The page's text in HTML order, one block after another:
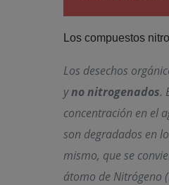
Los compuestos
Los desechos
yno nitrogenados.
concentración en el
son degradados en
mismo, que se
átomo de Nitrógeno